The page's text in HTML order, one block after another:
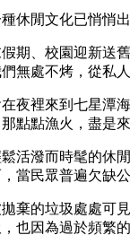
閒文化已悄悄出
、校園迎新送舊
無處不烤，從私
裡來到七星潭海
點點漁火，盡是
潑而時髦的休閒
當民眾普遍欠缺
的垃圾處處可見
也因為過於頻繁